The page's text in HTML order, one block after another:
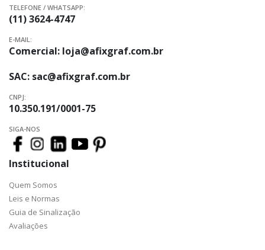
TELEFONE / WHATSAPP:
(11) 3624-4747
E-MAIL:
Comercial: loja@afixgraf.com.br
SAC: sac@afixgraf.com.br
CNPJ:
10.350.191/0001-75
SIGA-NOS
Institucional
Quem Somos
Leis e Normas
Guia de Sinalização
Avaliações